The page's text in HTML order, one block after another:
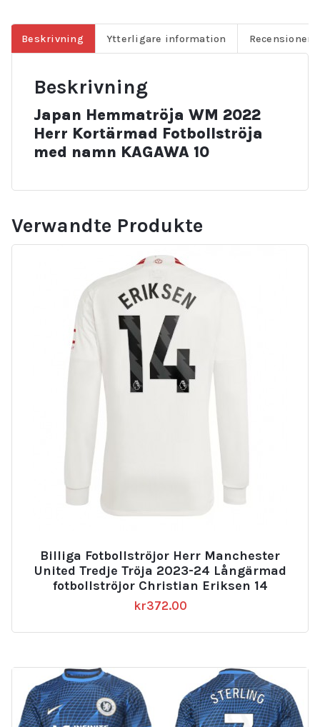
Beskrivning Ytterligare information Recensioner
Beskrivning
Japan Hemmatröja WM 2022
Herr Kortärmad Fotbollströja
med namn KAGAWA 10
Verwandte Produkte
Billiga Fotbollströjor Herr Manchester
United Tredje Tröja 2023-24 Långärmad
fotbollströjor Christian Eriksen 14
kr372.00